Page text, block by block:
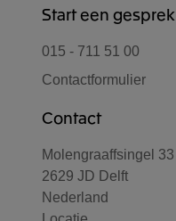
Start een gesprek
015 - 711 51 00
Contactformulier
Contact
Molengraaffsingel 33
2629 JD Delft
Nederland